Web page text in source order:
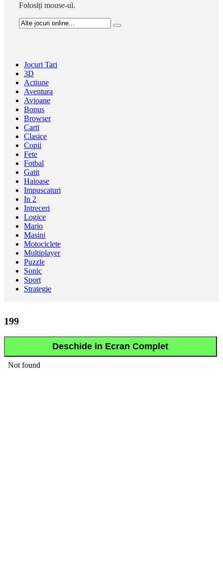
Folosiți mouse-ul.
Jocuri Tari
3D
Actiune
Aventura
Avioane
Bonus
Browser
Carti
Clasice
Copii
Fete
Fotbal
Gatit
Haioase
Impuscaturi
In 2
Intreceri
Logice
Mario
Masini
Motociclete
Multiplayer
Puzzle
Sonic
Sport
Strategie
199
Deschide in Ecran Complet